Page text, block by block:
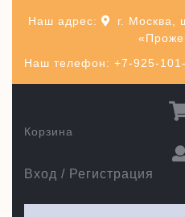
Наш телефон: +7-925-
Наш адрес:
г. Москва,
Вход / Регистрация
Корзина